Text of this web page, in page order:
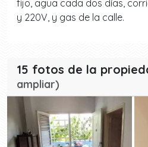
fijo, agua cada dos días,
y 220V, y gas de la calle.
15 fotos de la
ampliar)